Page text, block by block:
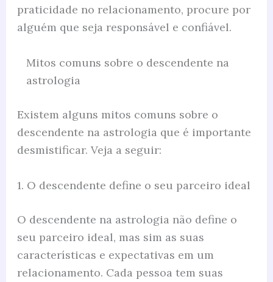
praticidade no relacionamento, procure por
alguém que seja responsável e confiável.
Mitos comuns sobre o descendente na
astrologia
Existem alguns mitos comuns sobre o
descendente na astrologia que é importante
desmistificar. Veja a seguir:
1. O descendente define o seu parceiro ideal
O descendente na astrologia não define o
seu parceiro ideal, mas sim as suas
características e expectativas em um
relacionamento. Cada pessoa tem suas